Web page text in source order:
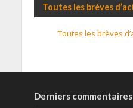
Toutes les brèves
Toutes les brèves
Derniers commentaires